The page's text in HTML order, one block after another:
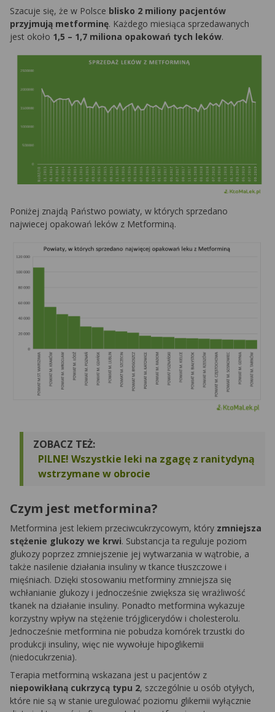
Szacuje się, że w Polsce blisko 2 miliony pacjentów
przyjmują metforminę. Każdego miesiąca sprzedawanych
jest około 1,5 – 1,7 miliona opakowań tych leków.
Poniżej znajdą Państwo powiaty, w których sprzedano
najwiecej opakowań leków z Metforminą.
ZOBACZ TEŻ:
PILNE! Wszystkie leki na zgagę z ranitydyną
wstrzymane w obrocie
Czym jest metformina?
Metformina jest lekiem przeciwcukrzycowym, który zmniejsza
stężenie glukozy we krwi. Substancja ta reguluje poziom
glukozy poprzez zmniejszenie jej wytwarzania w wątrobie, a
także nasilenie działania insuliny w tkance tłuszczowe i
mięśniach. Dzięki stosowaniu metforminy zmniejsza się
wchłanianie glukozy i jednocześnie zwiększa się wrażliwość
tkanek na działanie insuliny. Ponadto metformina wykazuje
korzystny wpływ na stężenie trójglicerydów i cholesterolu.
Jednocześnie metformina nie pobudza komórek trzustki do
produkcji insuliny, więc nie wywołuje hipoglikemii
(niedocukrzenia).
Terapia metforminą wskazana jest u pacjentów z
niepowikłaną cukrzycą typu 2, szczególnie u osób otyłych,
które nie są w stanie uregulować poziomu glikemii wyłącznie